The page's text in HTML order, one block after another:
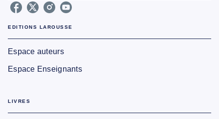
EDITIONS LAROUSSE
Espace auteurs
Espace Enseignants
LIVRES